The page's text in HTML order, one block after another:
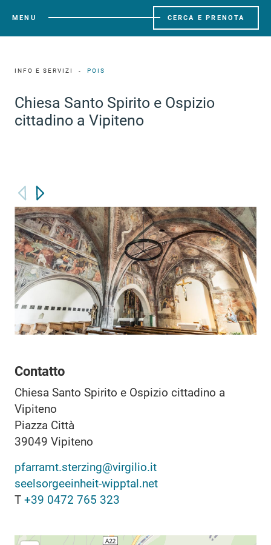
MENU CERCA E PRENOTA
INFO E SERVIZI POIS
Chiesa Santo Spirito e Ospizio
cittadino a Vipiteno
Contatto
Chiesa Santo Spirito e Ospizio cittadino a
Vipiteno
Piazza Città
39049 Vipiteno
pfarramt.sterzing@virgilio.it
seelsorgeeinheit-wipptal.net
T +39 0472 765 323